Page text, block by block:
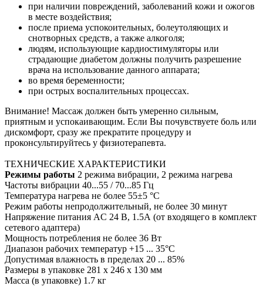
при наличии повреждений, заболеваний кожи и ожогов
в месте воздействия;
после приема успокоительных, болеутоляющих и
снотворных средств, а также алкоголя;
людям, использующие кардиостимуляторы или
страдающие диабетом должны получить разрешение
врача на использование данного аппарата;
во время беременности;
при острых воспалительных процессах.
Внимание! Массаж должен быть умеренно сильным,
приятным и успокаивающим. Если Вы почувствуете боль или
дискомфорт, сразу же прекратите процедуру и
проконсультируйтесь у физиотерапевта.
ТЕХНИЧЕСКИЕ ХАРАКТЕРИСТИКИ
Режимы работы 2 режима вибрации, 2 режима нагрева
Частоты вибрации 40...55 / 70...85 Гц
Температура нагрева не более 55±5 °С
Режим работы непродолжительный, не более 30 минут
Напряжение питания AC 24 В, 1.5А (от входящего в комплект
сетевого адаптера)
Мощность потребления не более 36 Вт
Диапазон рабочих температур +15 ... 35°С
Допустимая влажность в пределах 20 ... 85%
Размеры в упаковке 281 х 246 х 130 мм
Масса (в упаковке) 1.7 кг